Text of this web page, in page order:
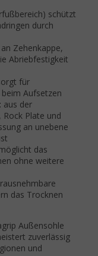
schützt
durch
Zehenkappe,
Abriebfestigkeit
für
Aufsetzen
aus der
Plate und
an unebene
das
ohne weitere
das Trocknen
Außensohle
zuverlässig
und